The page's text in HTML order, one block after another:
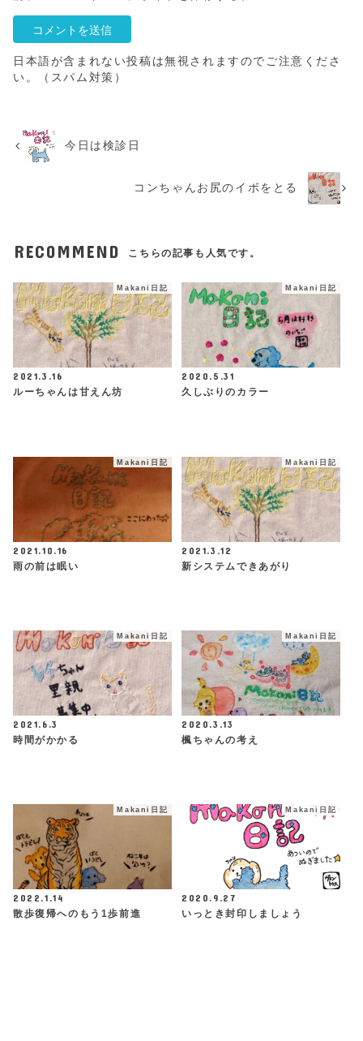
日本語が含まれない投稿は無視されますのでご注意くださ
い。（スパム対策）
今日は検診日
コンちゃんお尻のイボをとる
RECOMMEND こちらの記事も人気です。
Makani日記
2021.3.16
ルーちゃんは甘えん坊
Makani日記
2020.5.31
久しぶりのカラー
Makani日記
2021.10.16
雨の前は眠い
Makani日記
2021.3.12
新システムできあがり
Makani日記
2021.6.3
時間がかかる
Makani日記
2020.3.13
楓ちゃんの考え
Makani日記
2022.1.14
散歩復帰へのもう1歩前進
Makani日記
2020.9.27
いっとき封印しましょう